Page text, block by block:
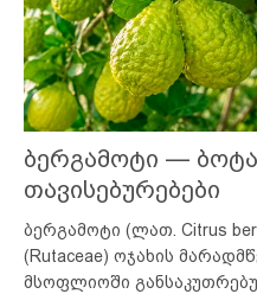
ბერგამოტი —
თავისებურებები
ბერგამოტი (ლათ. Citrus
(Rutaceae) ოჯახის
მსოფლიოში